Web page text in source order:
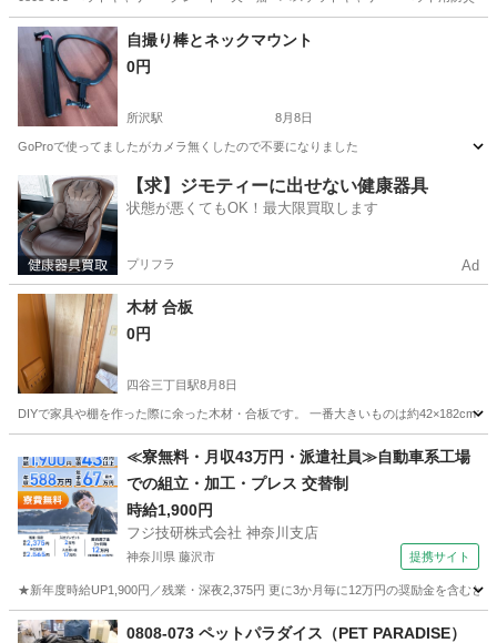
東京 八王子市 その他 キャリー
自撮り棒とネックマウント
0円
所沢駅 8月8日
GoProで使ってましたがカメラ無くしたので不要になりました
東京 東村山市 所沢駅 その他 自撮り棒
【求】ジモティーに出せない健康器具
状態が悪くてもOK！最大限買取します
プリフラ Ad
木材 合板
0円
四谷三丁目駅8月8日
DIYで家具や棚を作った際に余った木材・合板です。 一番大きいものは約42×182cm
四谷三丁目駅 その他
≪寮無料・月収43万円・派遣社員≫自動車系工場
での組立・加工・プレス 交替制
時給1,900円
フジ技研株式会社 神奈川支店
神奈川県 藤沢市 提携サイト
★新年度時給UP1,900円／残業・深夜2,375円 更に3か月毎に12万円の奨励金を含む
神奈川 藤沢市 0808-073 ペットパラダイス（PET PARADISE）